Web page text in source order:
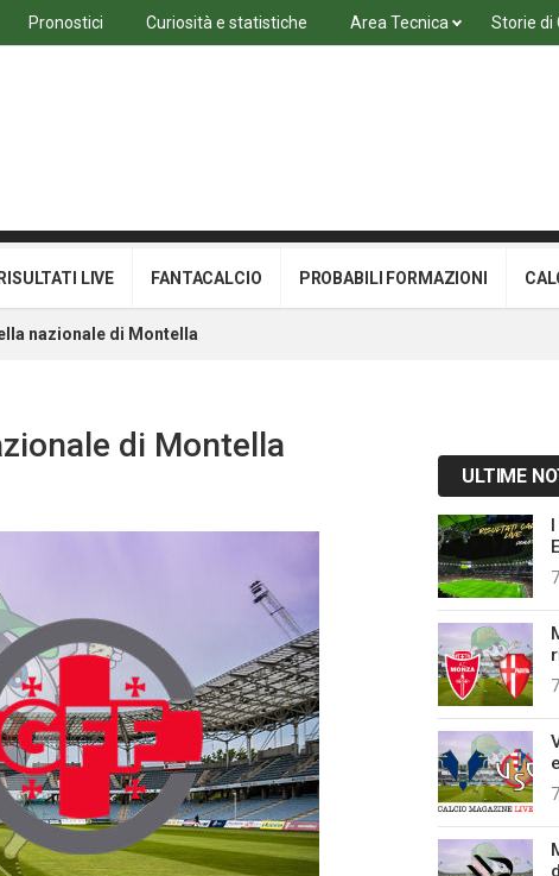
Pronostici Curiosità e statistiche Area Tecnica Storie di
RISULTATI LIVE FANTACALCIO PROBABILI FORMAZIONI
nazionale di Montella
di Montella
ULTIME